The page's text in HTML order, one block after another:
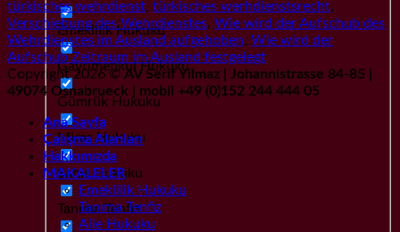
Emeklilik Hukuku
Gayrımenkul Hukuku
Gümrük Hukuku
Miras Hukuku
Şahıs Hukuku
Tanıma Tenfiz
türkisches wehrdienst, türkisches werhdienstsrecht,
Verschiebung des Wehrdienstes, Wie wird der Aufschub des
Wehrdienstes im Ausland aufgehoben, Wie wird der
Aufschub Zeitraum im Ausland festgelegt
Copyright 2026 ©AV Serif Yilmaz | Johannistrasse 84-85 |
49074 Osnabrueck | mobil +49 (0)152 244 444 05
Ana Sayfa
Çalışma Alanları
Hakkımızda
MAKALELER
Emeklilik Hukuku
Tanıma Tenfiz
Aile Hukuku